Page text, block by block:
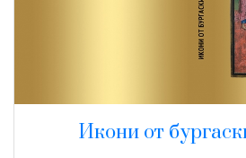
Икони от